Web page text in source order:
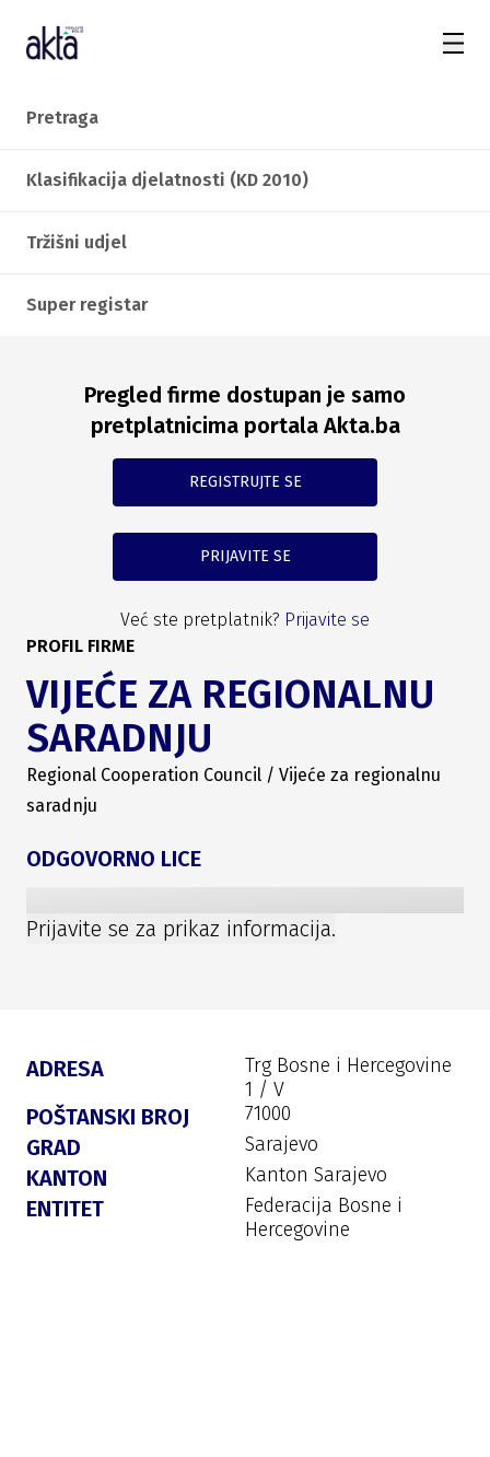
Pretraga
Klasifikacija djelatnosti (KD 2010)
Tržišni udjel
Super registar
Pregled firme dostupan je samo
pretplatnicima portala Akta.ba
REGISTRUJTE SE
PRIJAVITE SE
Već ste pretplatnik? Prijavite se
PROFIL FIRME
VIJEĆE ZA REGIONALNU
SARADNJU
Regional Cooperation Council / Vijeće za regionalnu
saradnju
ODGOVORNO LICE
Prijavite se za prikaz informacija.
ADRESA
Trg Bosne i Hercegovine
1 / V
POŠTANSKI BROJ 71000
GRAD Sarajevo
KANTON Kanton Sarajevo
ENTITET
Federacija Bosne i
Hercegovine